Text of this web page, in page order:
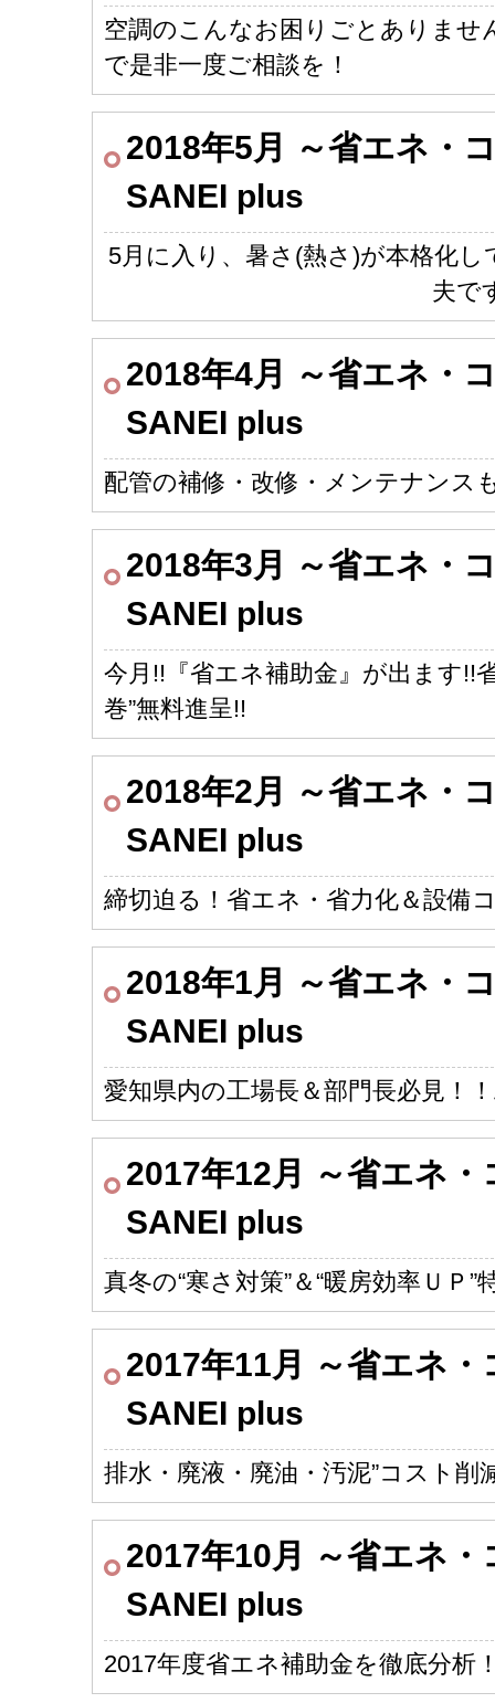
空調のこんなお困りごとありませ
で是非一度ご相談を！
2018年5月 ～省エネ・
SANEI plus
5月に入り、暑さ(熱さ)が本格化
夫で
2018年4月 ～省エネ・
SANEI plus
配管の補修・改修・メンテナンス
2018年3月 ～省エネ・
SANEI plus
今月!!『省エネ補助金』が出ます!!
巻”無料進呈!!
2018年2月 ～省エネ・
SANEI plus
締切迫る！省エネ・省力化＆設備
2018年1月 ～省エネ・
SANEI plus
愛知県内の工場長＆部門長必見！
2017年12月 ～省エネ
SANEI plus
真冬の“寒さ対策”＆“暖房効率ＵＰ
2017年11月 ～省エネ
SANEI plus
排水・廃液・廃油・汚泥”コスト削
2017年10月 ～省エネ
SANEI plus
2017年度省エネ補助金を徹底分析